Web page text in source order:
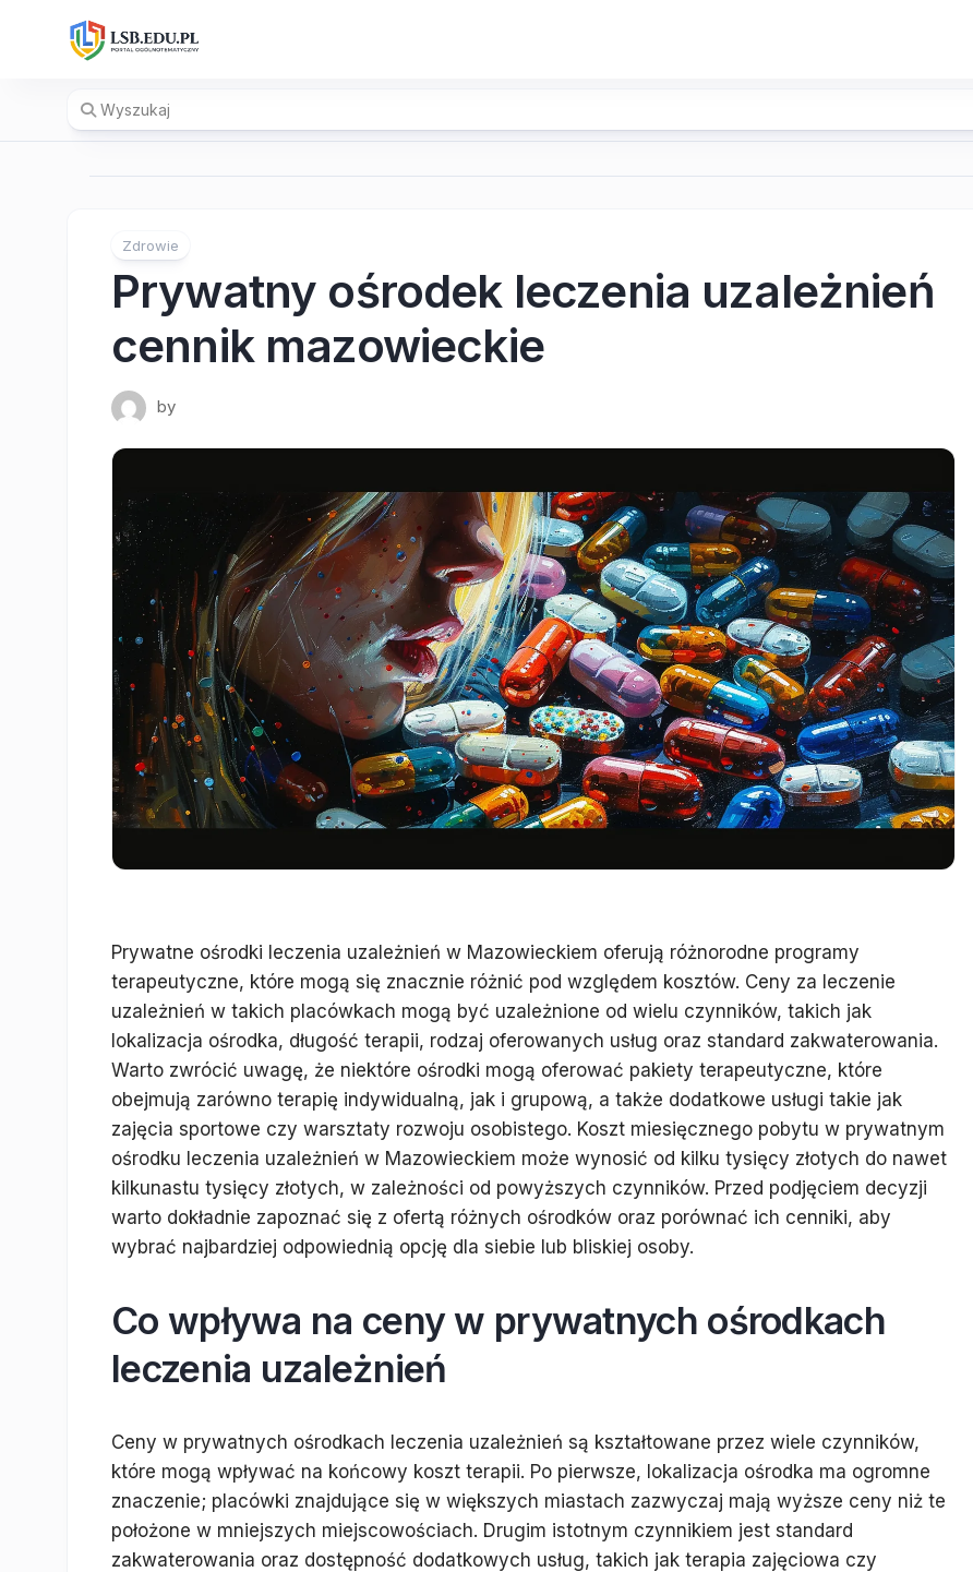
Zdrowie
Prywatny ośrodek leczenia uzależnień
cennik mazowieckie
by
Prywatne ośrodki leczenia uzależnień w Mazowieckiem oferują różnorodne programy
terapeutyczne, które mogą się znacznie różnić pod względem kosztów. Ceny za leczenie
uzależnień w takich placówkach mogą być uzależnione od wielu czynników, takich jak
lokalizacja ośrodka, długość terapii, rodzaj oferowanych usług oraz standard zakwaterowania.
Warto zwrócić uwagę, że niektóre ośrodki mogą oferować pakiety terapeutyczne, które
obejmują zarówno terapię indywidualną, jak i grupową, a także dodatkowe usługi takie jak
zajęcia sportowe czy warsztaty rozwoju osobistego. Koszt miesięcznego pobytu w prywatnym
ośrodku leczenia uzależnień w Mazowieckiem może wynosić od kilku tysięcy złotych do nawet
kilkunastu tysięcy złotych, w zależności od powyższych czynników. Przed podjęciem decyzji
warto dokładnie zapoznać się z ofertą różnych ośrodków oraz porównać ich cenniki, aby
wybrać najbardziej odpowiednią opcję dla siebie lub bliskiej osoby.
Co wpływa na ceny w prywatnych ośrodkach
leczenia uzależnień
Ceny w prywatnych ośrodkach leczenia uzależnień są kształtowane przez wiele czynników,
które mogą wpływać na końcowy koszt terapii. Po pierwsze, lokalizacja ośrodka ma ogromne
znaczenie; placówki znajdujące się w większych miastach zazwyczaj mają wyższe ceny niż te
położone w mniejszych miejscowościach. Drugim istotnym czynnikiem jest standard
zakwaterowania oraz dostępność dodatkowych usług, takich jak terapia zajęciowa czy